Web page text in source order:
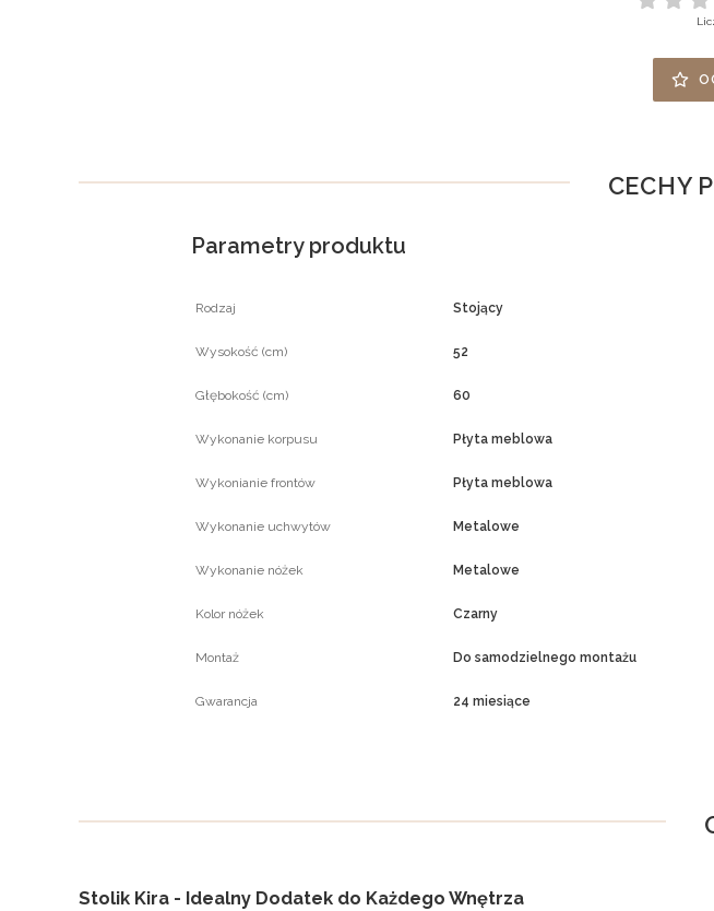
CECHY
Parametry produktu
Rodzaj Stojący
Wysokość (cm) 52
Głębokość (cm) 60
Wykonanie korpusu Płyta meblowa
Wykonianie frontów Płyta meblowa
Wykonanie uchwytów Metalowe
Wykonanie nóżek Metalowe
Kolor nóżek Czarny
Montaż Do samodzielnego montażu
Gwarancja 24 miesiące
Stolik Kira - Idealny Dodatek do Każdego Wnętrza